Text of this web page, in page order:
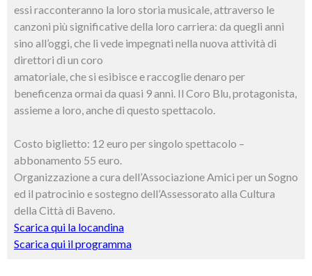
essi racconteranno la loro storia musicale, attraverso le
canzoni più significative della loro carriera: da quegli anni
sino all’oggi, che li vede impegnati nella nuova attività di
direttori di un coro
amatoriale, che si esibisce e raccoglie denaro per
beneficenza ormai da quasi 9 anni. Il Coro Blu, protagonista,
assieme a loro, anche di questo spettacolo.
Costo biglietto: 12 euro per singolo spettacolo –
abbonamento 55 euro.
Organizzazione a cura dell’Associazione Amici per un Sogno
ed il patrocinio e sostegno dell’Assessorato alla Cultura
della Città di Baveno.
Scarica qui la locandina
Scarica qui il programma